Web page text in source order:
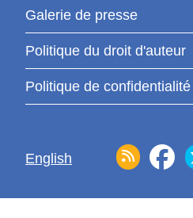
Galerie de presse
Politique du droit d'auteur
Politique de confidentialité
English